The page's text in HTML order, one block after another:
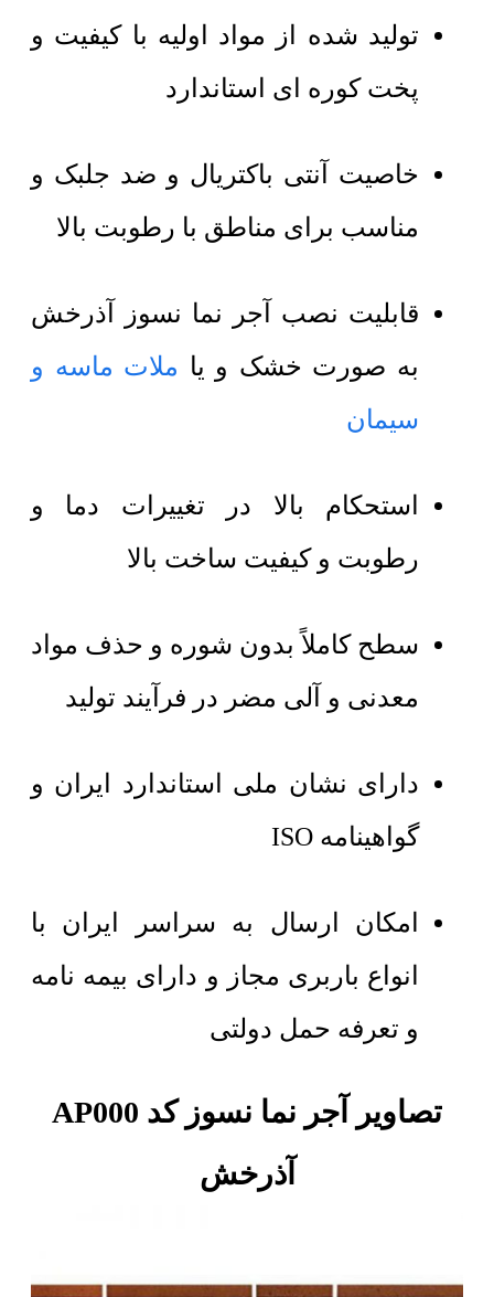
تولید شده از مواد اولیه با کیفیت و
پخت کوره ای استاندارد
خاصیت آنتی باکتریال و ضد جلبک و
مناسب برای مناطق با رطوبت بالا
قابلیت نصب آجر نما نسوز آذرخش
به صورت خشک و یا ملات ماسه و
سیمان
استحکام بالا در تغییرات دما و
رطوبت و کیفیت ساخت بالا
سطح کاملاً بدون شوره و حذف مواد
معدنی و آلی مضر در فرآیند تولید
دارای نشان ملی استاندارد ایران و
گواهینامه ISO
امکان ارسال به سراسر ایران با
انواع باربری مجاز و دارای بیمه نامه
و تعرفه حمل دولتی
تصاویر آجر نما نسوز کد AP000
آذرخش